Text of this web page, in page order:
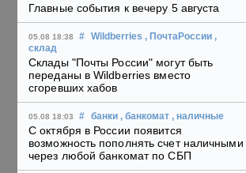
Главные события к вечеру 5 августа
05.08 18:38 # Wildberries , ПочтаРоссии ,
склад
Склады "Почты России" могут быть
переданы в Wildberries вместо
сгоревших хабов
05.08 18:03 # банки , банкомат , наличные
С октября в России появится
возможность пополнять счет наличными
через любой банкомат по СБП